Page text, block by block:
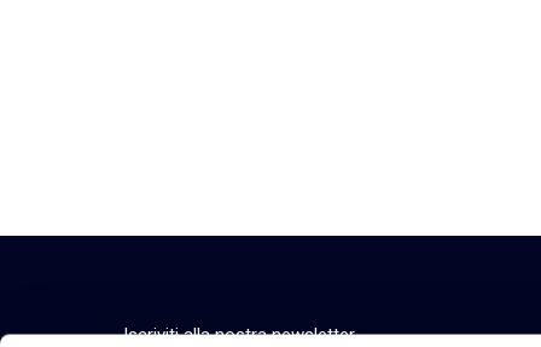
Iscriviti alla nostra newsletter